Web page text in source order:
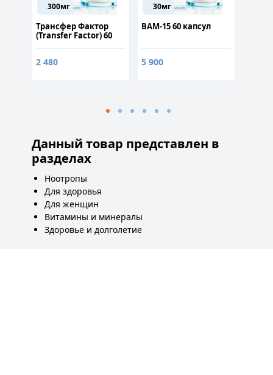
300мг
Трансфер Фактор
(Transfer Factor) 60
2 480
30мг
BAM-15 60 капсул
5 900
Данный товар представлен в
разделах
Ноотропы
Для здоровья
Для женщин
Витамины и минералы
Здоровье и долголетие